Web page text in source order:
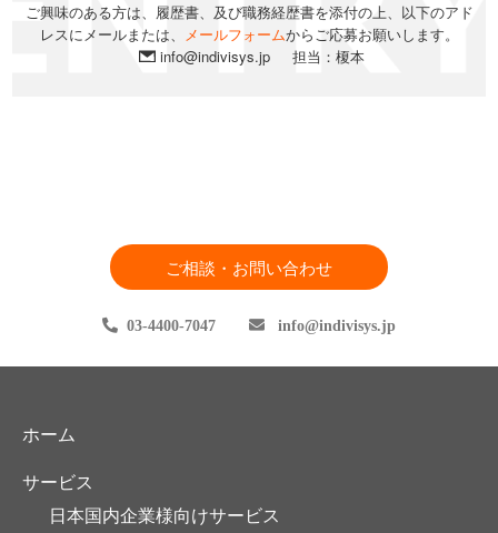
ご興味のある方は、履歴書、及び職務経歴書を添付の上、以下のアド
レスにメールまたは、
メールフォームからご応募お願いします。
info@indivisys.jp
担当：榎本
ご相談・お問い合わせ
03-4400-7047 info indivisys.jp
ホーム
サービス
日本国内企業様向けサービス